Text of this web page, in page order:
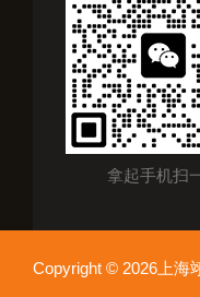
拿起手机扫
Copyright © 2026上海